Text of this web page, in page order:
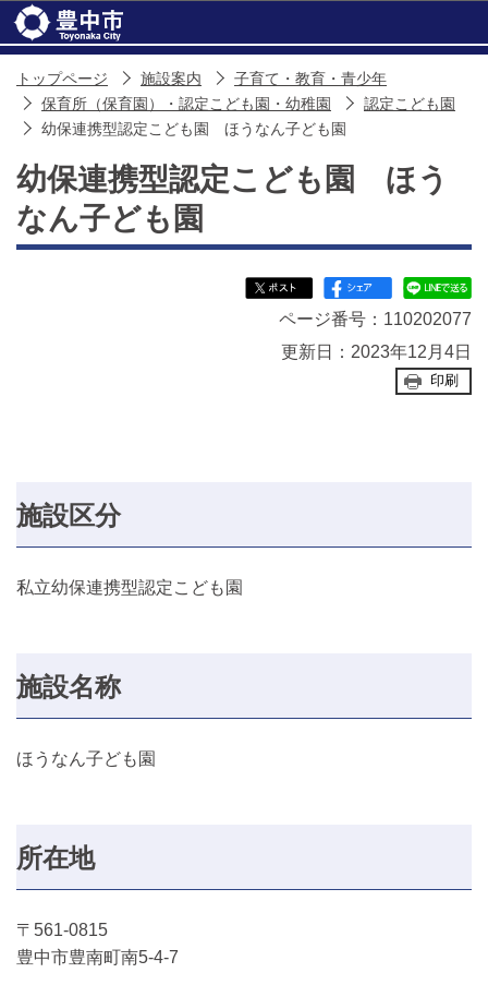
トップページ 施設案内
子育て・教育・青少年
保育所（保育園）・認定こども園・幼稚園
認定こども園
幼保連携型認定こども園 ほうなん子ども園
幼保連携型認定こども園 ほう
なん子ども園
ページ番号：110202077
更新日：2023年12月4日
印刷
施設区分
私立幼保連携型認定こども園
施設名称
ほうなん子ども園
所在地
〒561-0815
豊中市豊南町南5-4-7